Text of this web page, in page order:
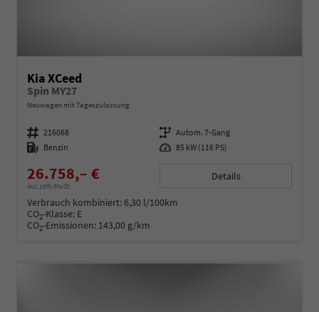
Kia XCeed
Spin MY27
Neuwagen mit Tageszulassung
Fahrzeugnummer 216068 Getriebe Autom. 7-Gang
Kraftstoff Benzin Leistung 85 kW (116 PS)
26.758,– €
incl. 19% MwSt.
Details
Verbrauch kombiniert:6,30 l/100km
CO2-Klasse: E
CO2-Emissionen: 143,00 g/km